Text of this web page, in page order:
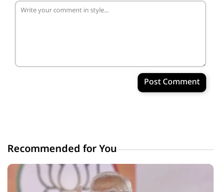
Post Comment
Recommended for You